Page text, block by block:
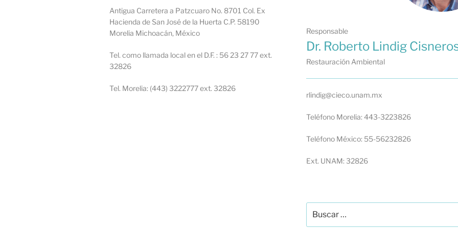
Antigua Carretera a Patzcuaro No. 8701 Col. Ex
Hacienda de San José de la Huerta C.P. 58190
Morelia Michoacán, México
Tel. como llamada local en el D.F. : 56 23 27 77 ext.
32826
Tel. Morelia: (443) 3222777 ext. 32826
Responsable
Dr. Roberto Lindig
Restauración Ambiental
rlindig@cieco.unam.mx
Teléfono Morelia: 443-3223826
Teléfono México: 55-56232826
Ext. UNAM: 32826
por: